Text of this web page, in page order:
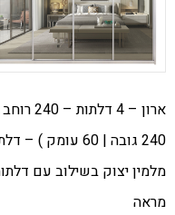
ארון – 4 דלתות –
240 גובה | 60 עומק ) –
מלמין יצוק בשילוב עם
מראה